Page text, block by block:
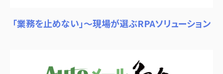
「業務を止めない」～現場が選ぶRPAソリューション